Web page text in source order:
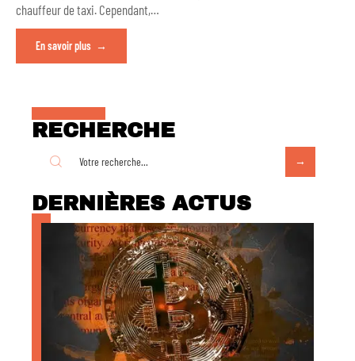
chauffeur de taxi. Cependant,…
En savoir plus
RECHERCHE
DERNIÈRES ACTUS